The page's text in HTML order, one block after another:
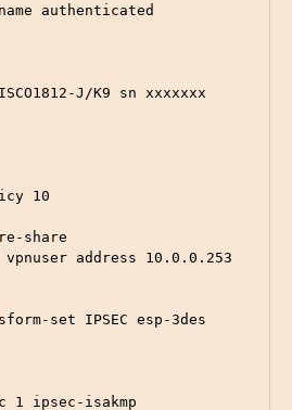
authenticated
J/K9 sn xxxxxxx
10
address 10.0.0.253
set IPSEC esp-3des
1 ipsec-isakmp